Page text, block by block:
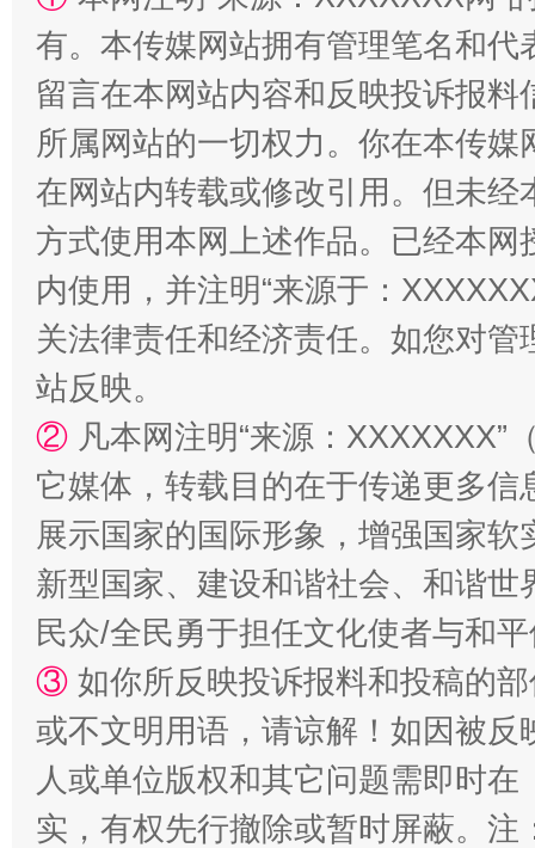
站台名比不上好声名
漫山遍野的桃花与雪山、麦地、白藏房 除
有。本传媒网站拥有管理笔名和
留言在本网站内容和反映投诉报
所属网站的一切权力。你在本传
在网站内转载或修改引用。但未
方式使用本网上述作品。已经本
内使用，并注明“来源于：
关法律责任和经济责任。如您对
站反映。
② 凡本网注明“来源：
它媒体，转载目的在于传递更多
展示国家的国际形象，增强国家
新型国家、建设和谐社会、和谐
民众/全民勇于担任文化使者与和
③ 如你所反映投诉报料和投稿的
或不文明用语，请谅解！如因被
人或单位版权和其它问题需即时在
实，有权先行撤除或暂时屏蔽。